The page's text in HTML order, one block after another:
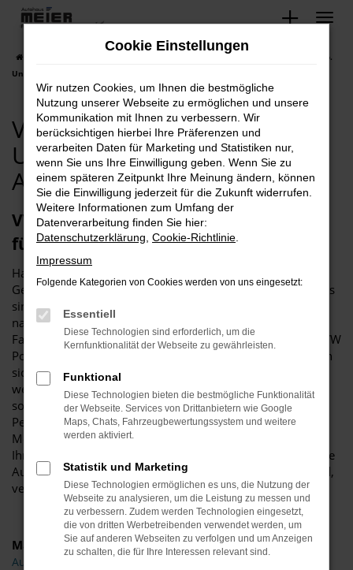
Zum
springen
VW Petershagen, VW Polo.
Unsere Gebrauchtwagen Angebote!
VW Petershagen, VW Polo.
Unsere Gebrauchtwagen
Angebote!
VW Polo Gebrauchtwagen – Mobilität
für Petershagen
Haben Sie schon einmal nachgezählt, wie viele VW Polo
Gebrauchtwagen in Petershagen und Umgebung unterwegs
sind. Wir vom Autohaus Meier kennen die genaue Zahl
natürlich auch nicht, wissen aber, dass wir bereits viele
Fahrzeuge verkauft haben. Der Grund liegt auf der Hand: VW
Polo Gebrauchtwagen sind überaus langlebig und zeichnen
sich durch eine erstklassige Verarbeitung aus. Besonders,
wer mit einem Modell aus einer neueren Generation und
somit einem jungen VW Polo Gebrauchtwagen in
Petershagen unterwegs ist, darf sich auch noch auf jede
Menge Extras und Assistenten freuen. Gerne stehen wir
Ihnen beratend zur Seite und präsentieren Ihnen eine breite
Auswahl an in Frage kommenden Modellen. In Topzustand,
versteht sich.
Marken
Audi
Cookie Einstellungen
Wir nutzen Cookies, um Ihnen die bestmögliche
Nutzung unserer Webseite zu ermöglichen und unsere
Kommunikation mit Ihnen zu verbessern. Wir
berücksichtigen hierbei Ihre Präferenzen und
verarbeiten Daten für Marketing und Statistiken nur,
wenn Sie uns Ihre Einwilligung geben. Wenn Sie zu
einem späteren Zeitpunkt Ihre Meinung ändern, können
Sie die Einwilligung jederzeit für die Zukunft widerrufen.
Weitere Informationen zum Umfang der
Datenverarbeitung finden Sie hier:
Datenschutzerklärung Cookie-Richtlinie
Impressum
Folgende Kategorien von Cookies werden von uns eingesetzt:
Essentiell
Diese Technologien sind erforderlich, um die
Kernfunktionalität der Webseite zu gewährleisten.
Funktional
Diese Technologien bieten die bestmögliche Funktionalität
der Webseite. Services von Drittanbietern wie Google
Maps, Chats, Fahrzeugbewertungssystem und weitere
werden aktiviert.
Statistik und Marketing
Diese Technologien ermöglichen es uns, die Nutzung der
Webseite zu analysieren, um die Leistung zu messen und
zu verbessern. Zudem werden Technologien eingesetzt,
die von dritten Werbetreibenden verwendet werden, um
Sie auf anderen Webseiten zu verfolgen und um Anzeigen
zu schalten, die für Ihre Interessen relevant sind.